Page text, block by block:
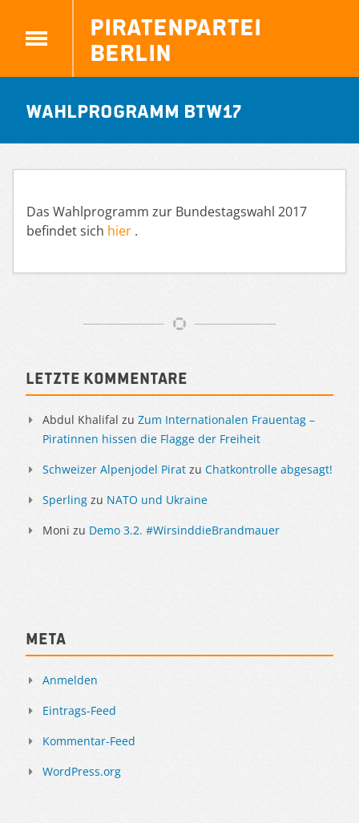
Piratenpartei
Berlin
Wahlprogramm BTW17
Das Wahlprogramm zur Bundestagswahl 2017
befindet sich hier .
Sidebar
Letzte Kommentare
Abdul Khalifal zu Zum Internationalen Frauentag –
Piratinnen hissen die Flagge der Freiheit
Schweizer Alpenjodel Pirat zu Chatkontrolle abgesagt!
Sperling zu NATO und Ukraine
Moni zu Demo 3.2. #WirsinddieBrandmauer
Meta
Anmelden
Eintrags-Feed
Kommentar-Feed
WordPress.org